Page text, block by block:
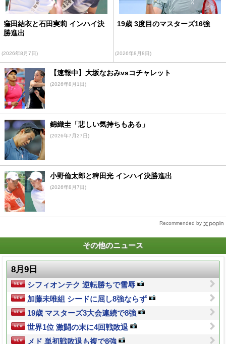
窪田結衣と石田実莉 インハイ決
勝進出
(2026年8月7日)
19歳 3度目のマスターズ16強
(2026年8月8日)
【速報中】大坂なおみvsコチャレット
(2026年8月1日)
錦織圭「悲しい気持ちもある」
(2026年7月27日)
小野倫太郎と稗田光 インハイ決勝進出
(2026年8月7日)
Recommended by
その他のニュース
8月9日
シフィオンテク 逆転勝ちで雪辱
加藤未唯組 シードに屈し8強ならず
19歳 マスターズ3大会連続で8強
世界1位 激闘の末に4回戦敗退
メド 単初戦敗退も複で8強